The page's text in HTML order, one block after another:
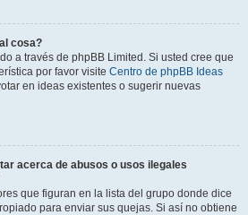
cosa?
a través de phpBB Limited. Si usted cree que
por favor visite Centro de phpBB Ideas
en ideas existentes o sugerir nuevas
acerca de abusos o usos ilegales
que figuran en la lista del grupo donde dice
para enviar sus quejas. Si así no obtiene